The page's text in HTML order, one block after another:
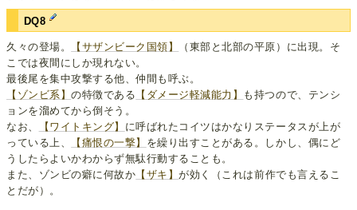
DQ8
久々の登場。 【サザンビーク国領】
（東部と北部の平原）に出現。そ
こでは夜間にしか現れない。
最後尾を集中攻撃する他、仲間も呼ぶ。
【ゾンビ系】の特徴である 【ダメージ軽減能力】
も持つので、テンシ
ョンを溜めてから倒そう。
なお、
【ワイトキング】 に呼ばれたコイツはかなりステータスが上が
っている上、
【痛恨の一撃】 を繰り出すことがある。しかし、偶にど
うしたらよいかわからず無駄行動することも。
また、ゾンビの癖に何故か 【ザキ】が効く（これは前作でも言えるこ
とだが）。